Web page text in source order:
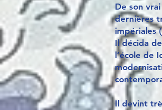
De son
dernières
impériales
Il décida
l’école de
Il devint